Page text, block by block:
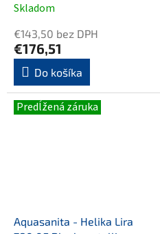
Skladom
€143,50 bez DPH
€176,51
Do košíka
Predĺžená záruka
Aquasanita - Helika Lira